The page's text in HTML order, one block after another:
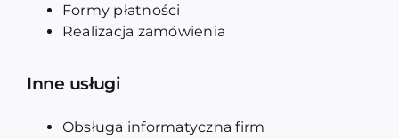
Formy płatności
Realizacja zamówienia
Inne usługi
Obsługa informatyczna firm